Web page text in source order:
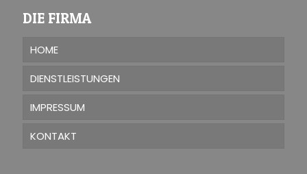
DIE FIRMA
HOME
DIENSTLEISTUNGEN
IMPRESSUM
KONTAKT